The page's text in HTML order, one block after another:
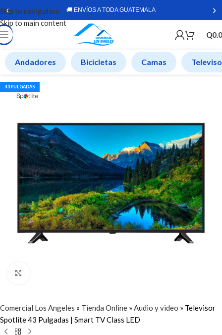
Skip to navigation
Skip to main content
‹ 🚚 ENVÍOS A TODA GUATEMALA ›
Q
Andadores Bicicletas Camas
43 PULGADAS
Comercial Los Angeles » Tienda Online » Audio y video » Televisor
Spotlite 43 Pulgadas | Smart TV Class LED